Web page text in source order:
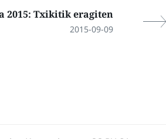
2015: Txikitik eragiten
2015-09-09